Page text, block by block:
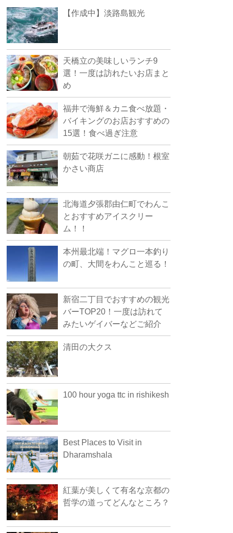
【作成中】淡路島観光
天橋立の美味しいランチ9
選！一度は訪れたいお店まと
め
福井で海鮮＆カニ食べ放題・
バイキングのお店おすすめの
15選！食べ過ぎ注意
朝茹で花咲ガニに感動！根室
かさい商店
北海道夕張郡由仁町でわんこ
とおすすめアイスクリー
ム！！
本州最北端！マグロ一本釣り
の町、大間をわんこと巡る！
新宿二丁目でおすすめの観光
バーTOP20！一度は訪れて
みたいゲイバーなどご紹介
清田の大クス
100 hour yoga ttc in rishikesh
Best Places to Visit in
Dharamshala
紅葉が美しくて有名な京都の
哲学の道ってどんなところ？